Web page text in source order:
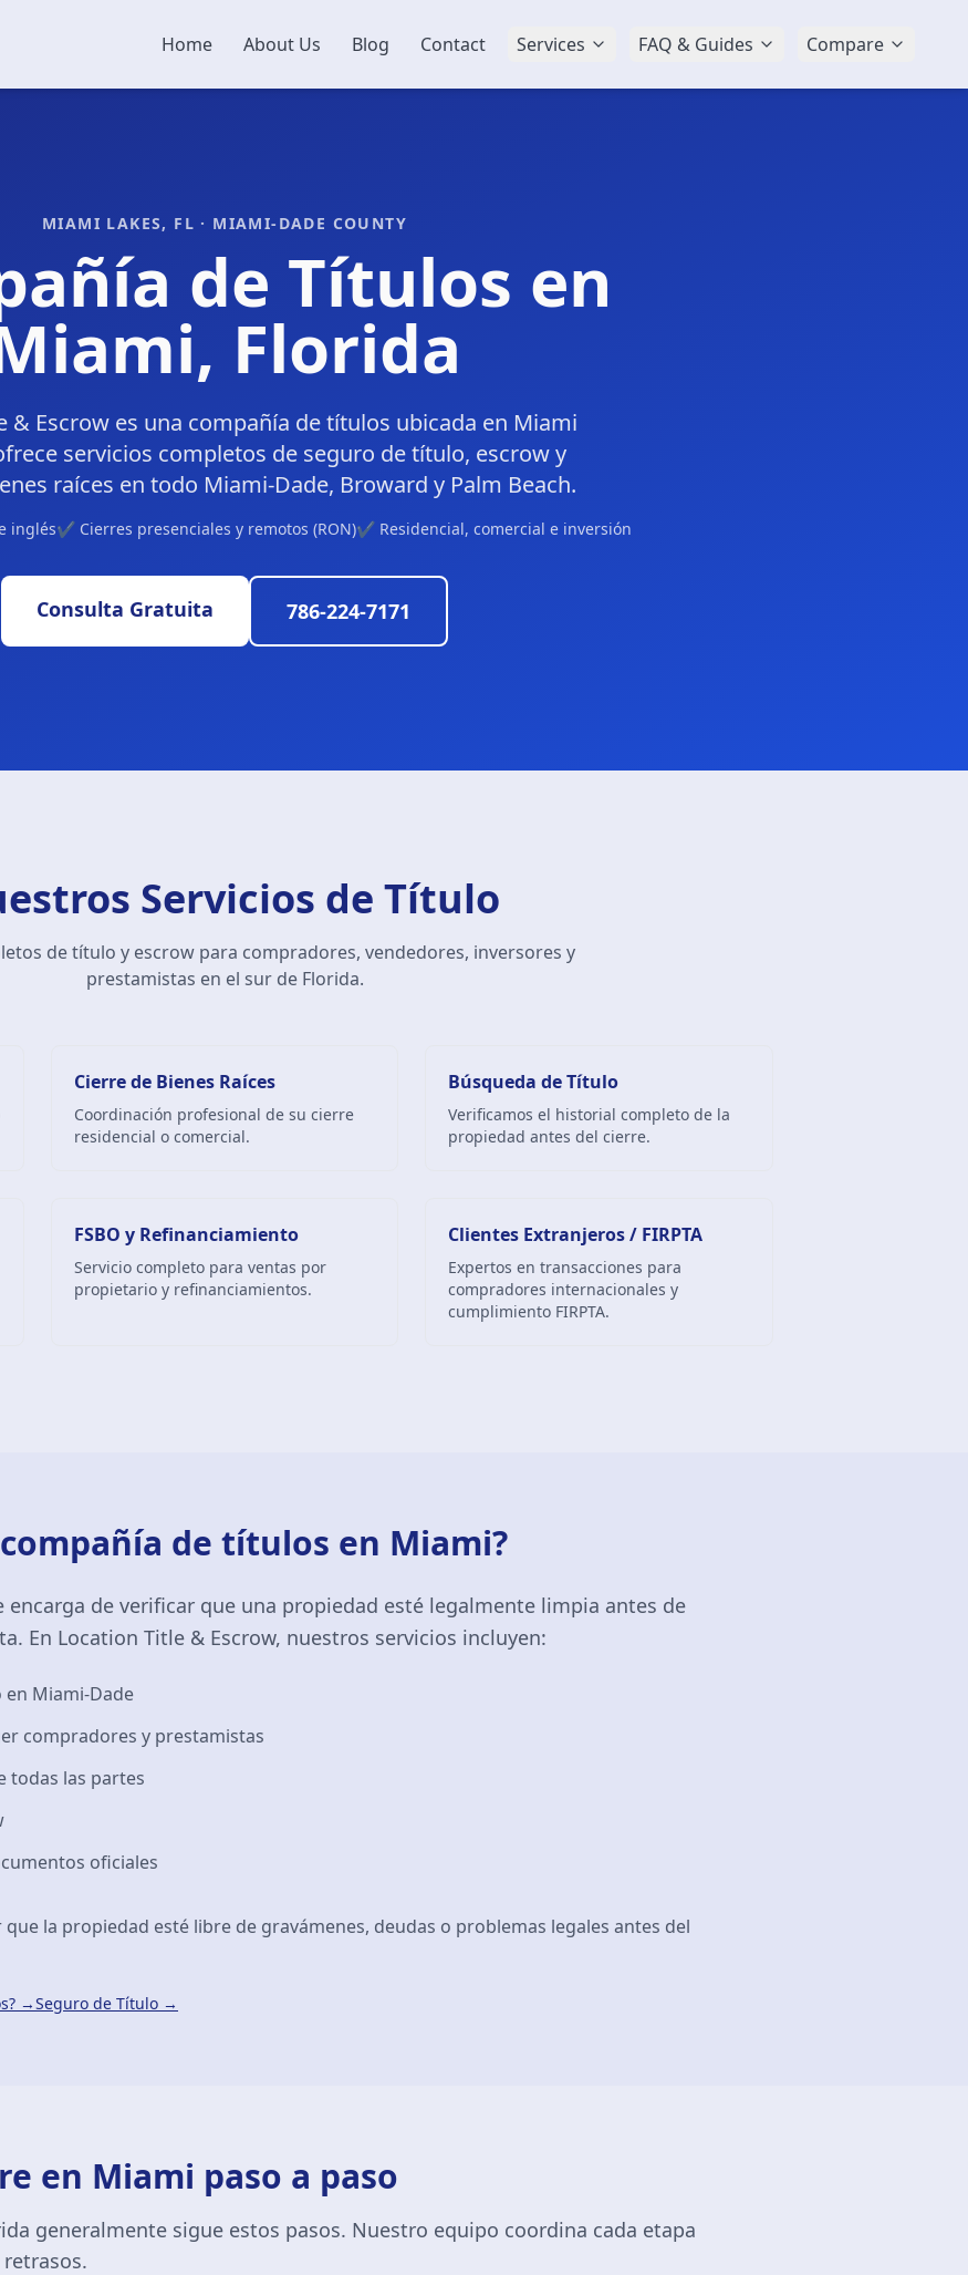
Home About Us Blog Contact Services FAQ & Guides Compare
MIAMI LAKES, FL · MIAMI-DADE COUNTY
de Títulos en
Florida
& Escrow es una compañía de títulos ubicada en Miami
servicios completos de seguro de título, escrow y
raíces en todo Miami-Dade, Broward y Palm Beach.
inglés✔ Cierres presenciales y remotos (RON)✔ Residencial, comercial e inversión
Consulta Gratuita 786-224-7171
Servicios de Título
de título y escrow para compradores, vendedores, inversores y
prestamistas en el sur de Florida.
Cierre de Bienes Raíces
Coordinación profesional de su cierre
residencial o comercial.
Búsqueda de Título
Verificamos el historial completo de la
propiedad antes del cierre.
FSBO y Refinanciamiento
Servicio completo para ventas por
propietario y refinanciamientos.
Clientes Extranjeros / FIRPTA
Expertos en transacciones para
compradores internacionales y
cumplimiento FIRPTA.
de títulos en Miami?
de verificar que una propiedad esté legalmente limpia antes de
En Location Title & Escrow, nuestros servicios incluyen:
Miami-Dade
compradores y prestamistas
todas las partes
oficiales
la propiedad esté libre de gravámenes, deudas o problemas legales antes del
→Seguro de Título →
en Miami paso a paso
generalmente sigue estos pasos. Nuestro equipo coordina cada etapa